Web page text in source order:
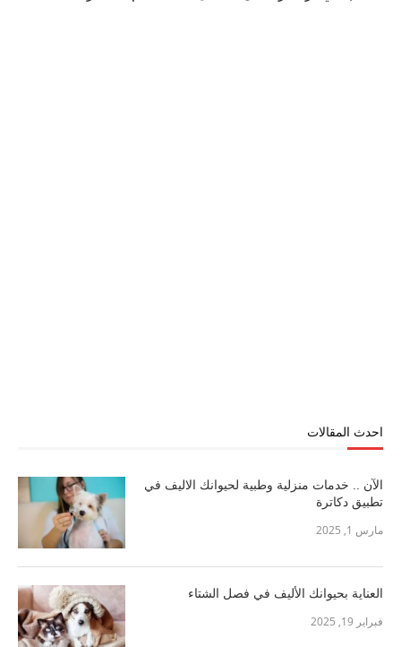
احدث المقالات
الآن .. خدمات منزلية وطبية لحيوانك الاليف في
تطبيق دكاترة
مارس 1, 2025
العناية بحيوانك الأليف في فصل الشتاء
فبراير 19, 2025